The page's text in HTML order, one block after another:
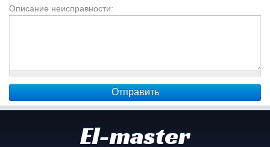
Описание неисправности:
El-master